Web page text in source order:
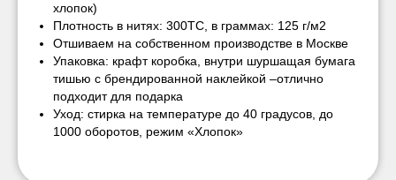
хлопок)
Плотность в нитях: 300ТС, в граммах: 125 г/м2
Отшиваем на собственном производстве в Москве
Упаковка: крафт коробка, внутри шуршащая бумага
тишью с брендированной наклейкой –отлично
подходит для подарка
Уход: стирка на температуре до 40 градусов, до
1000 оборотов, режим «Хлопок»